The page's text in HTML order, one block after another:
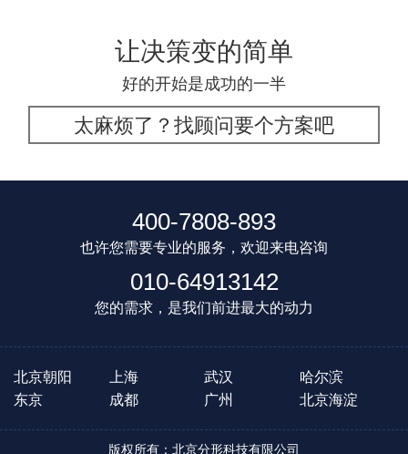
让决策变的简单
好的开始是成功的一半
太麻烦了？找顾问要个方案吧
400-7808-893
也许您需要专业的服务，欢迎来电咨询
010-64913142
您的需求，是我们前进最大的动力
北京朝阳 上海 武汉
哈尔滨
东京
成都 广州 北京海淀
版权所有：北京分形科技有限公司